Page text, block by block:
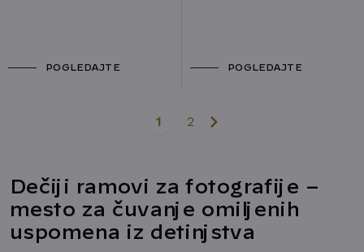
POGLEDAJTE POGLEDAJTE
1 2
Dečiji ramovi za fotografije –
mesto za čuvanje omiljenih
uspomena iz detinjstva